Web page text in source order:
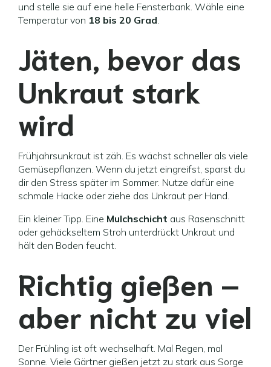
und stelle sie auf eine helle Fensterbank. Wähle eine
Temperatur von 18 bis 20 Grad.
Jäten, bevor das
Unkraut stark
wird
Frühjahrsunkraut ist zäh. Es wächst schneller als viele
Gemüsepflanzen. Wenn du jetzt eingreifst, sparst du
dir den Stress später im Sommer. Nutze dafür eine
schmale Hacke oder ziehe das Unkraut per Hand.
Ein kleiner Tipp. Eine Mulchschicht aus Rasenschnitt
oder gehäckseltem Stroh unterdrückt Unkraut und
hält den Boden feucht.
Richtig gießen –
aber nicht zu viel
Der Frühling ist oft wechselhaft. Mal Regen, mal
Sonne. Viele Gärtner gießen jetzt zu stark aus Sorge